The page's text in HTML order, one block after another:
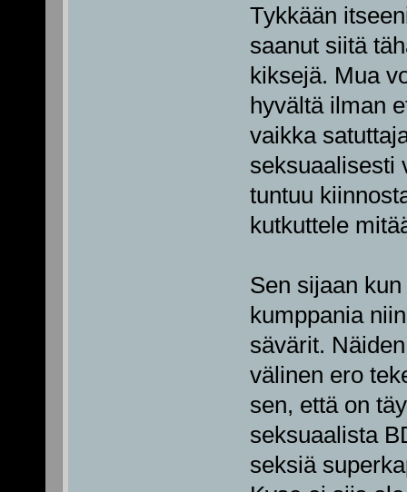
Tykkään
saanut siitä
kiksejä. Mua
hyvältä ilman
vaikka
seksuaalisesti
tuntuu
kutkuttele
Sen sijaan
kumppania
sävärit.
välinen ero
sen, että on
seksuaalista
seksiä